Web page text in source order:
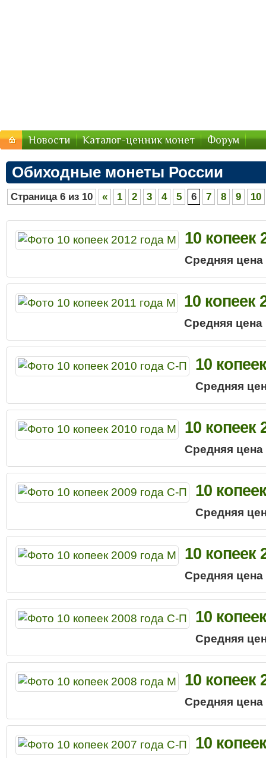
Новости Каталог-ценник монет Форум
Обиходные монеты России
Страница 6 из 10 « 1 2 3 4 5 6 7 8 9 10
10 копеек
Средняя
10 копеек
Средняя
10
Средняя
10 копеек
Средняя
10
Средняя
10 копеек
Средняя
10
Средняя
10 копеек
Средняя
10